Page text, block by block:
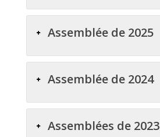
Assemblée de 2025
Assemblée de 2024
Assemblées de 2023